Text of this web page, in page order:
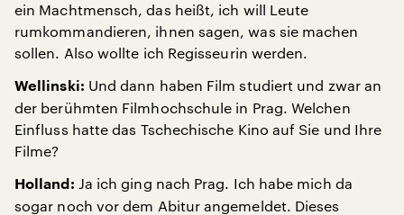
ein Machtmensch, das heißt, ich will Leute
rumkommandieren, ihnen sagen, was sie machen
sollen. Also wollte ich Regisseurin werden.
Wellinski: Und dann haben Film studiert und zwar an
der berühmten Filmhochschule in Prag. Welchen
Einfluss hatte das Tschechische Kino auf Sie und Ihre
Filme?
Holland: Ja ich ging nach Prag. Ich habe mich da
sogar noch vor dem Abitur angemeldet. Dieses